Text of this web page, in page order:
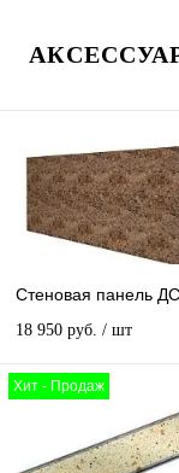
Стеновая панель
18 950 руб. / шт
Хит - Продаж